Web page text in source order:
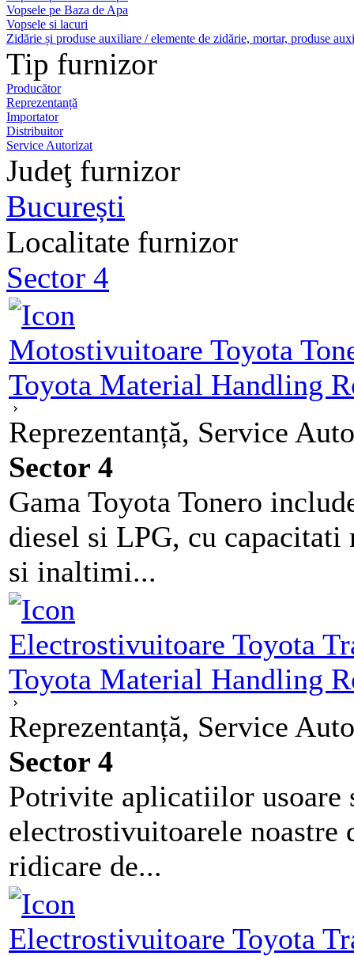
Vopsele pe Baza de Apa
Vopsele si lacuri
Zidărie și produse auxiliare / elemente de zidărie, mortar, produse
Tip furnizor
Producător
Reprezentanță
Importator
Distribuitor
Service Autorizat
Judeţ furnizor
București
Localitate furnizor
Sector 4
Motostivuitoare Toyota
Toyota Material Handling
Reprezentanță, Service
Sector 4
Gama Toyota Tonero
diesel si LPG, cu capacitati
si inaltimi...
Electrostivuitoare Toyota
Toyota Material Handling
Reprezentanță, Service
Sector 4
Potrivite aplicatiilor usoare
electrostivuitoarele
ridicare de...
Electrostivuitoare Toyota